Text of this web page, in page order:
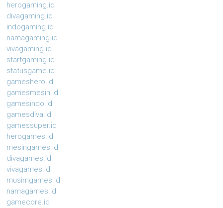
herogaming.id
divagaming.id
indogaming.id
namagaming.id
vivagaming.id
startgaming.id
statusgame.id
gameshero.id
gamesmesin.id
gamesindo.id
gamesdiva.id
gamessuper.id
herogames.id
mesingames.id
divagames.id
vivagames.id
musimgames.id
namagames.id
gamecore.id